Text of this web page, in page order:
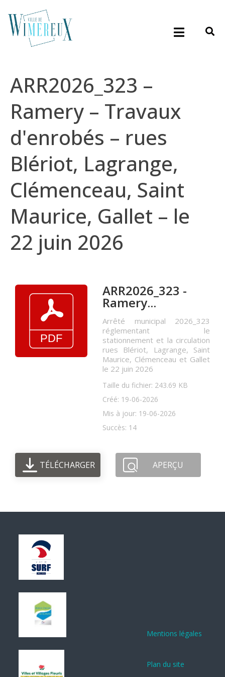
ARR2026_323 –
Ramery – Travaux
d'enrobés – rues
Blériot, Lagrange,
Clémenceau, Saint
Maurice, Gallet – le
22 juin 2026
ARR2026_323 -
Ramery...
Arrêté municipal 2026_323
réglementant le
stationnement et la circulation
rues Blériot, Lagrange, Saint
Maurice, Clémenceau et Gallet
le 22 juin 2026
Taille du fichier: 243.69 KB
Créé: 19-06-2026
Mis à jour: 19-06-2026
Succès: 14
TÉLÉCHARGER APERÇU
Mentions légales
Plan du site